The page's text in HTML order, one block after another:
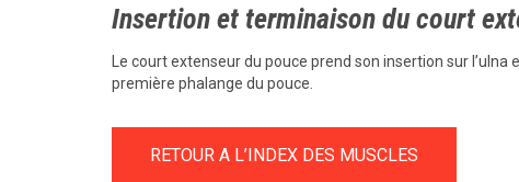
Insertion et terminaison du court
Le court extenseur du pouce prend son insertion sur
première phalange du pouce.
RETOUR A L’INDEX DES MUSCLES